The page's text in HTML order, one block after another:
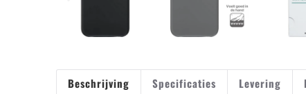
Beschrijving Specificaties Levering